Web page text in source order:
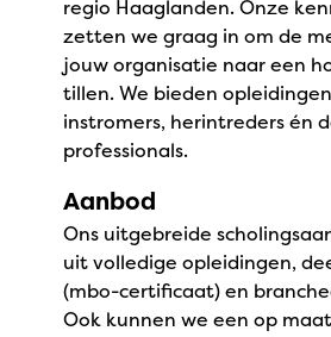
regio Haaglanden. Onze
zetten we graag in om de
jouw organisatie naar een
tillen. We bieden
instromers, herintreders én
professionals.
Aanbod
Ons uitgebreide
uit volledige opleidingen,
(mbo-certificaat) en
Ook kunnen we een op